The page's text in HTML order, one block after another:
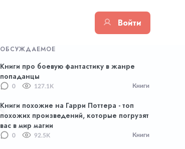
Войти
Хенд Мейд
ОБСУЖДАЕМОЕ
Книги про боевую фантастику в жанре
попаданцы
0 127.1K Книги
Книги похожие на Гарри Поттера - топ
похожих произведений, которые погрузят
вас в мир магии
0 92.5K Книги